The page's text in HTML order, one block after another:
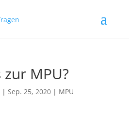
MPU?
| Sep. 25, 2020| MPU